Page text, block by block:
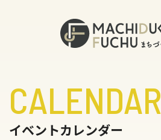
CALENDAR
イベントカレンダー